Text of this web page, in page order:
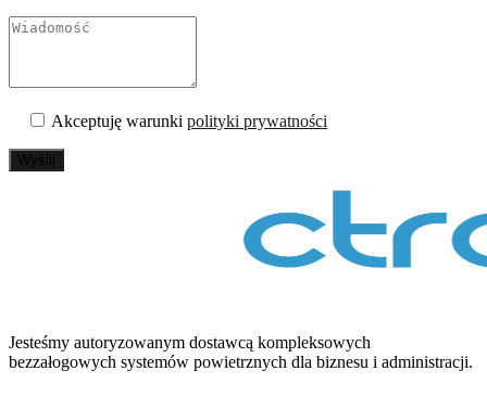
Akceptuję warunki polityki prywatności
Wyślij
Jesteśmy autoryzowanym dostawcą kompleksowych
bezzałogowych systemów powietrznych dla biznesu i administracji.